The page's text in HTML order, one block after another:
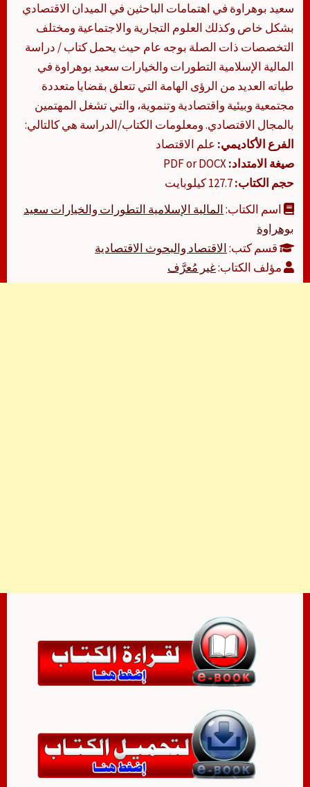
سعيد بوهراوة في اهتمامات الباحثين في الميدان الاقتصادي
بشكل خاص وكذلك العلوم التجارية والاجتماعية ومختلف
التخصصات ذات الصلة بوجه عام حيث يحمل كتاب / دراسة
المالية الإسلامية التطورات والخيارات سعيد بوهراوة في
طياته العديد من الرؤى الهامة التي تتعلق بقضايا متعددة
مجتمعية وبيئية واقتصادية وتنموية، والتي تشغل المهتمين
بالمجال الاقتصادي. ومعلومات الكتاب/الدراسة هي كالتالي:
الفرع الأكاديمي: علم الاقتصاد
صيغة الامتداد:
حجم الكتاب:
اسم الكتاب:المالية الإسلامية التطورات والخيارات سعيد
بوهراوة
قسم كتب:الاقتصاد والبحوث الاقتصادية
مؤلف الكتاب:غير مُعرَّف